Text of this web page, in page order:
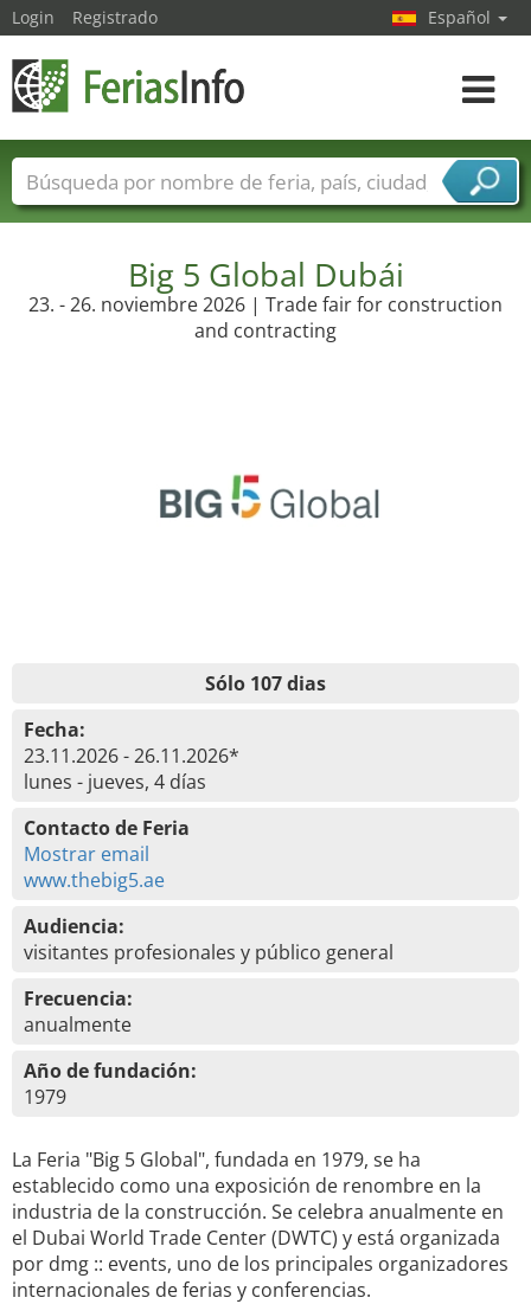
Big 5 Global Dubái
23. - 26. noviembre 2026 | Trade fair for construction
and contracting
Sólo 107 dias
Fecha:
23.11.2026 - 26.11.2026*
lunes - jueves, 4 días
Contacto de Feria
Mostrar email
www.thebig5.ae
Audiencia:
visitantes profesionales y público general
Frecuencia:
anualmente
Año de fundación:
1979
La Feria "Big 5 Global", fundada en 1979, se ha
establecido como una exposición de renombre en la
industria de la construcción. Se celebra anualmente en
el Dubai World Trade Center (DWTC) y está organizada
por dmg :: events, uno de los principales organizadores
internacionales de ferias y conferencias.
Login Registrado Español
toggle
Nombres de ferias Países
Ciudades
Sectores de proveedor de servicios